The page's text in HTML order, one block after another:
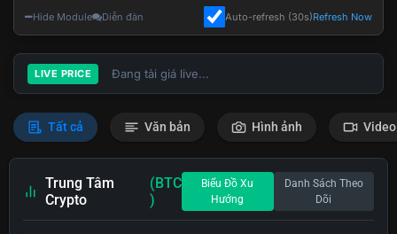
Hide Module Diễn đàn Auto-refresh (30s)Refresh Now
LIVE PRICE Đang tải giá live...
Tất cả Văn bản Hình ảnh Video
Trung Tâm
Crypto
(BTC
)
Biểu Đồ Xu
Hướng
Danh Sách Theo
Dõi